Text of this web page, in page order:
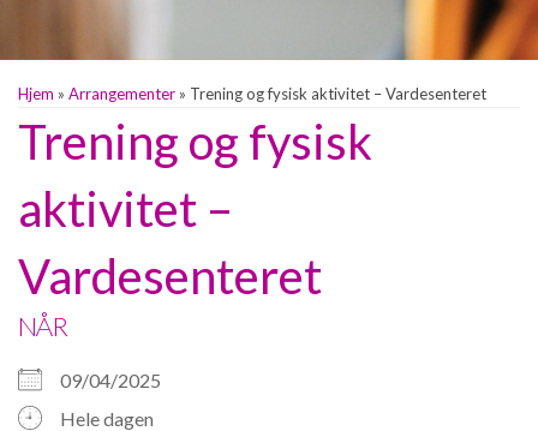
Hjem » Arrangementer » Trening og fysisk aktivitet – Vardesenteret
Trening og fysisk
aktivitet –
Vardesenteret
NÅR
09/04/2025
Hele dagen